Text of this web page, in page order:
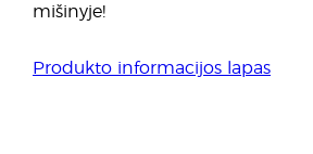
mišinyje!
Produkto informacijos lapas